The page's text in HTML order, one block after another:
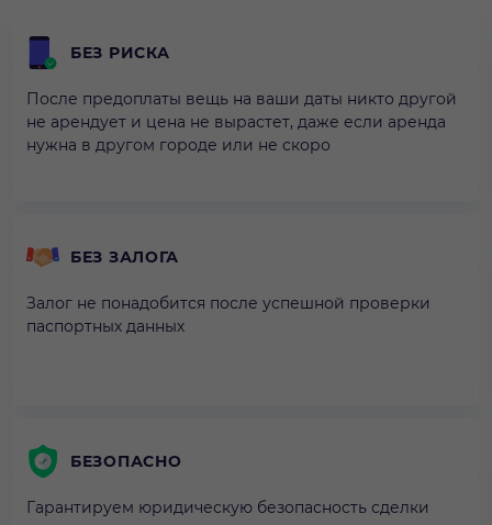
БЕЗ РИСКА
После предоплаты вещь на ваши даты никто другой
не арендует и цена не вырастет, даже если аренда
нужна в другом городе или не скоро
БЕЗ ЗАЛОГА
Залог не понадобится после успешной проверки
паспортных данных
БЕЗОПАСНО
Гарантируем юридическую безопасность сделки